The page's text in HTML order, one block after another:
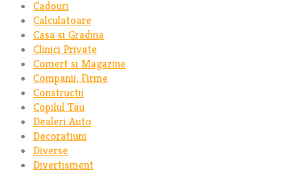
Cadouri
Calculatoare
Casa si Gradina
Clinici Private
Comert si Magazine
Companii, Firme
Constructii
Copilul Tau
Dealeri Auto
Decoratiuni
Diverse
Divertisment